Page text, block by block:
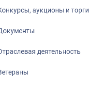
аукционы и торги
деятельность